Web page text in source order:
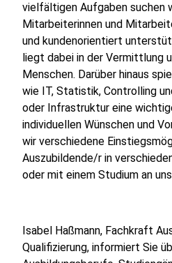
vielfältigen Aufgaben suchen
Mitarbeiterinnen und
und kundenorientiert
liegt dabei in der Vermittlung
Menschen. Darüber hinaus
wie IT, Statistik, Controlling
oder Infrastruktur eine
individuellen Wünschen und
wir verschiedene
Auszubildende/r in
oder mit einem Studium an
Isabel Haßmann, Fachkraft
Qualifizierung, informiert Sie